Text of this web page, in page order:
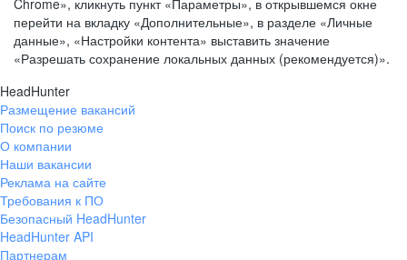
Chrome», кликнуть пункт «Параметры», в открывшемся окне
перейти на вкладку «Дополнительные», в разделе «Личные
данные», «Настройки контента» выставить значение
«Разрешать сохранение локальных данных (рекомендуется)».
HeadHunter
Размещение вакансий
Поиск по резюме
О компании
Наши вакансии
Реклама на сайте
Требования к ПО
Безопасный HeadHunter
HeadHunter API
Партнерам